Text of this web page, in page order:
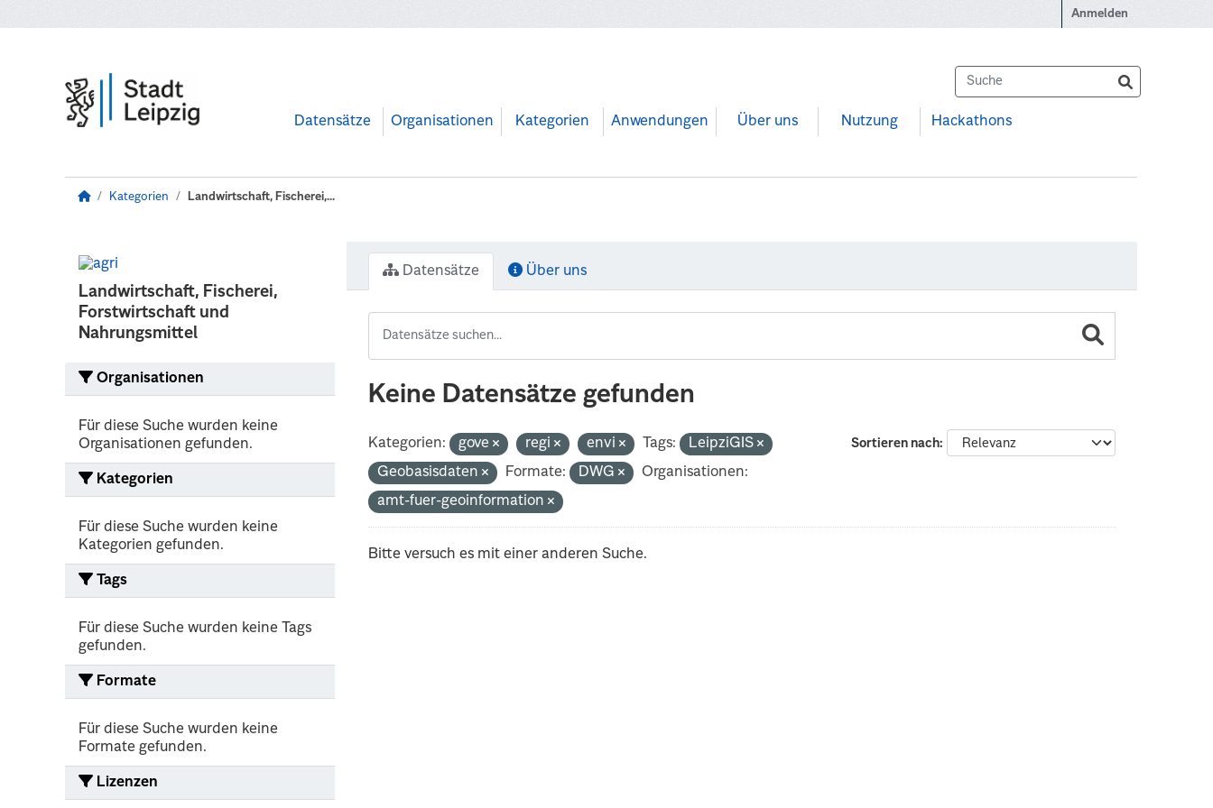
Anmelden
Datensätze Organisationen Kategorien Anwendungen Über uns Nutzung Hackathons
Kategorien Landwirtschaft, Fischerei,...
Landwirtschaft, Fischerei,
Forstwirtschaft und
Nahrungsmittel
Organisationen
Für diese Suche wurden keine
Organisationen gefunden.
Kategorien
Für diese Suche wurden keine
Kategorien gefunden.
Tags
Für diese Suche wurden keine Tags
gefunden.
Formate
Für diese Suche wurden keine
Formate gefunden.
Lizenzen
Datensätze Über uns
Keine Datensätze gefunden
Sortieren nach
Kategorien: gove regi envi Tags:
LeipziGIS
Geobasisdaten
Formate: DWG
Organisationen:
amt-fuer-geoinformation
Bitte versuch es mit einer anderen Suche.